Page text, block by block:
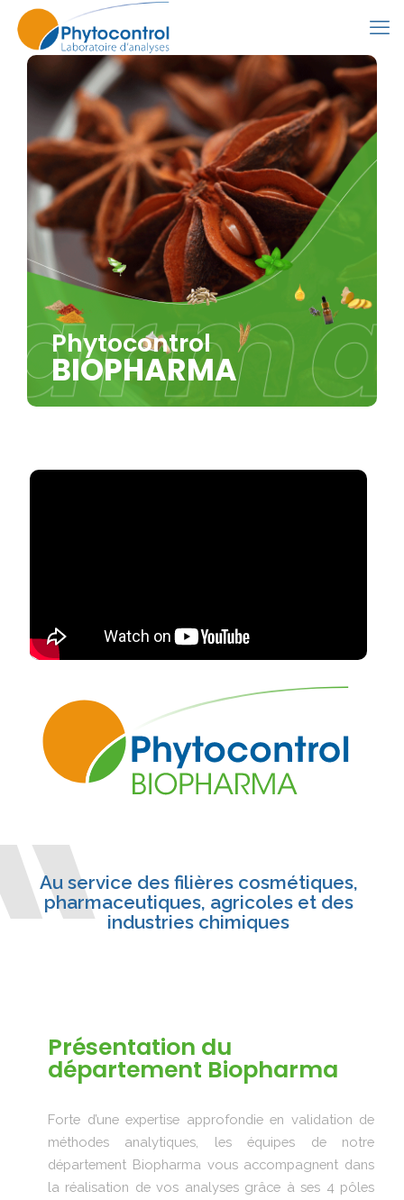
Phytocontrol
BIOPHARMA
Au service des filières cosmétiques,
pharmaceutiques, agricoles et des
industries chimiques
Présentation du
département Biopharma
Forte d’une expertise approfondie en validation de
méthodes analytiques, les équipes de notre
département Biopharma vous accompagnent dans
la réalisation de vos analyses grâce à ses 4 pôles